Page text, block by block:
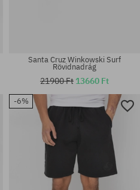
Elérhető méretek:
S; M; L; XL
Santa Cruz Winkowski Surf
Rövidnadrág
21900 Ft 13660 Ft
-6%